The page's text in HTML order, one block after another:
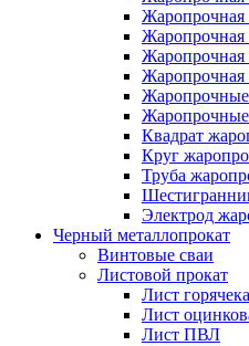
Жаропрочная
Жаропрочная
Жаропрочная
Жаропрочная
Квадрат
Круг
Труба
Электрод
Черный металлопрокат
Винтовые сваи
Листовой прокат
Лист
Лист
Лист ПВЛ